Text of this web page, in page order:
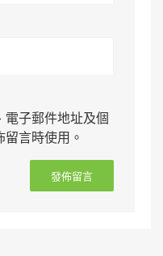
子郵件地址及個
言時使用。